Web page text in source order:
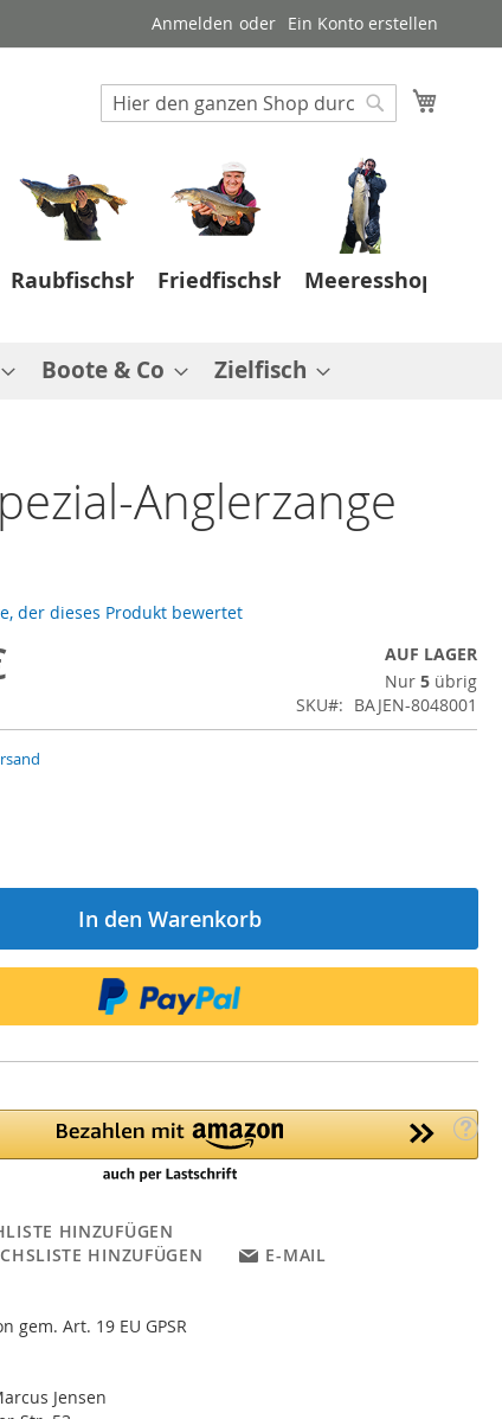
Anmelden Ein Konto erstellen
Suche
Suche
RaubfischshopFriedfischshopMeeresshop
Boote & Co Zielfisch
Anglerzange
der dieses Produkt bewertet
AUF LAGER
Nur5 übrig
SKU
BAJEN-8048001
In den Warenkorb
HINZUFÜGEN
HINZUFÜGEN
E-MAIL
gem. Art. 19 EU GPSR
Jensen